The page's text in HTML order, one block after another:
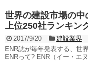
世界の建設市場の
上位250社ランキ
2017/9/20
建設業界
ENR誌が毎年発表する、世
ENRって? ENR（イー・エ